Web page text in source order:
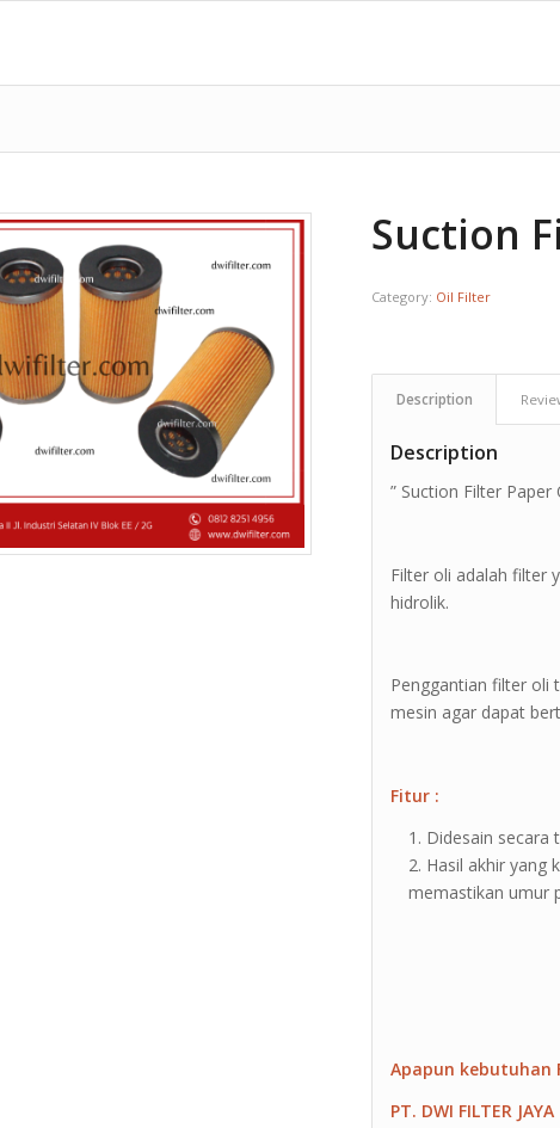
Suction
Category: Oil Filter
Description
Description
” Suction Filter Paper
Filter oli adalah filter
hidrolik.
Penggantian filter oli
mesin agar dapat
Fitur :
Didesain secara
Hasil akhir yang
memastikan umur
Apapun kebutuhan
PT. DWI FILTER JAYA